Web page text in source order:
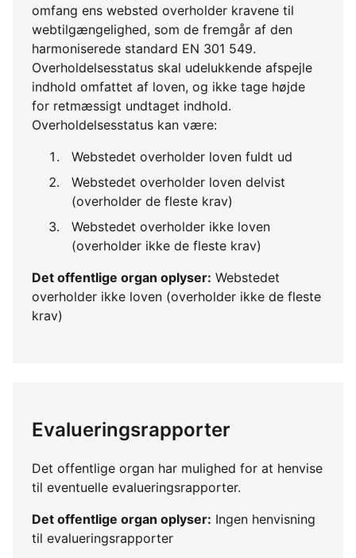
omfang ens websted overholder kravene til
webtilgængelighed, som de fremgår af den
harmoniserede standard EN 301 549.
Overholdelsesstatus skal udelukkende afspejle
indhold omfattet af loven, og ikke tage højde
for retmæssigt undtaget indhold.
Overholdelsesstatus kan være:
Webstedet overholder loven fuldt ud
Webstedet overholder loven delvist
(overholder de fleste krav)
Webstedet overholder ikke loven
(overholder ikke de fleste krav)
Det offentlige organ oplyser: Webstedet
overholder ikke loven (overholder ikke de fleste
krav)
Evalueringsrapporter
Det offentlige organ har mulighed for at henvise
til eventuelle evalueringsrapporter.
Det offentlige organ oplyser: Ingen henvisning
til evalueringsrapporter